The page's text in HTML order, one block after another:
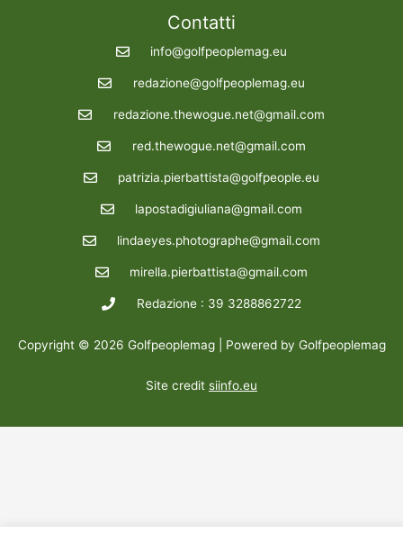
Contatti
info@golfpeoplemag.eu
redazione@golfpeoplemag.eu
redazione.thewogue.net@gmail.com
red.thewogue.net@gmail.com
patrizia.pierbattista@golfpeople.eu
lapostadigiuliana@gmail.com
lindaeyes.photographe@gmail.com
mirella.pierbattista@gmail.com
Redazione : 39 3288862722
Copyright © 2026 Golfpeoplemag | Powered by Golfpeoplemag
Site credit siinfo.eu